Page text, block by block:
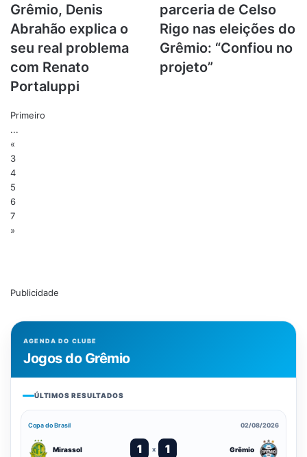
Grêmio, Denis
Abrahão explica o
seu real problema
com Renato
Portaluppi
parceria de Celso
Rigo nas eleições do
Grêmio: “Confiou no
projeto”
Primeiro
...
«
3
4
5
6
7
»
Publicidade
AGENDA DO CLUBE
Jogos do Grêmio
ÚLTIMOS RESULTADOS
Copa do Brasil 02/08/2026
Mirassol 1 x 1 Grêmio